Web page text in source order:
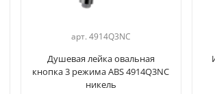
арт. 4914Q3NС
Душевая лейка овальная
кнопка 3 режима ABS 4914Q3NC
никель